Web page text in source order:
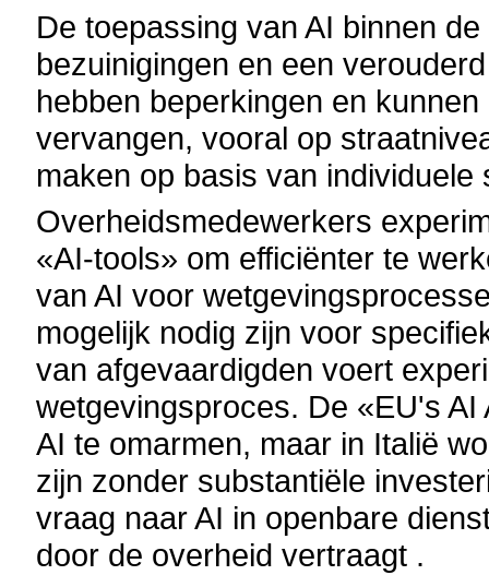
De toepassing van AI binnen
bezuinigingen en een
hebben beperkingen en
vervangen, vooral op
maken op basis van individuele
Overheidsmedewerkers
«AI-tools» om efficiënter te
van AI voor
mogelijk nodig zijn voor
van afgevaardigden voert
wetgevingsproces. De «EU's
AI te omarmen, maar in Italië
zijn zonder substantiële
vraag naar AI in openbare
door de overheid vertraagt .